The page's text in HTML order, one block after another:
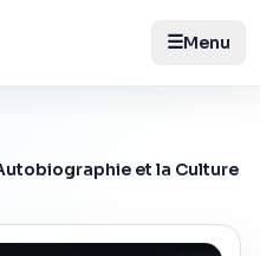
☰Menu
et la Culture